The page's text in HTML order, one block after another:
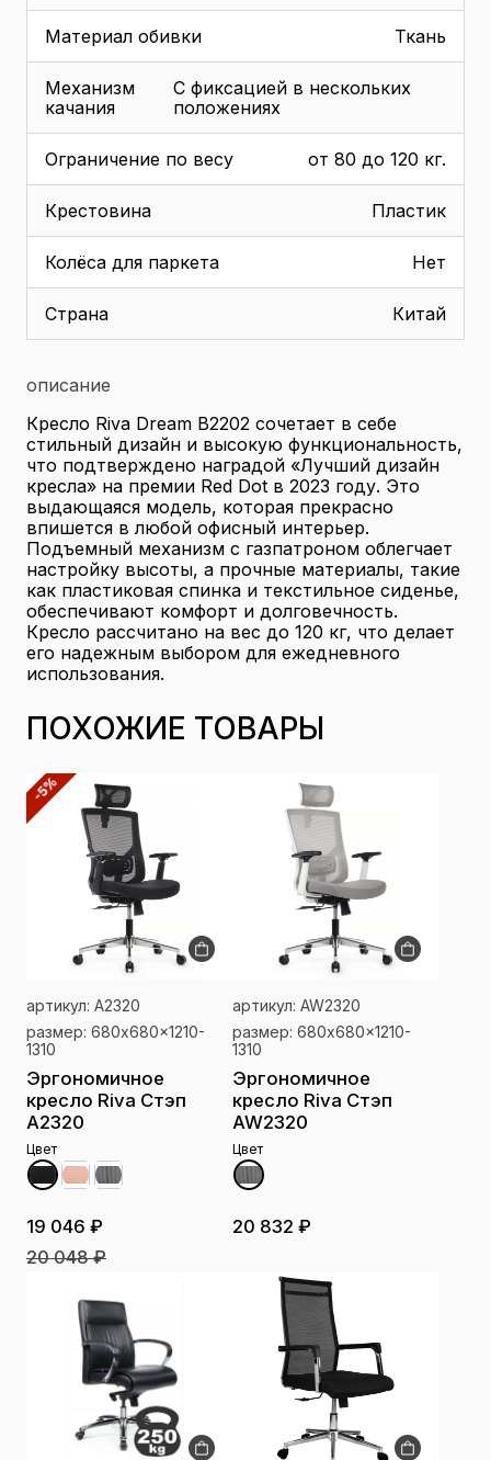
Материал обивки Ткань
Механизм
качания
С фиксацией в нескольких
положениях
Ограничение по весу от 80 до 120 кг.
Крестовина Пластик
Колёса для паркета Нет
Страна Китай
описание
Кресло Riva Dream B2202 сочетает в себе
стильный дизайн и высокую функциональность,
что подтверждено наградой «Лучший дизайн
кресла» на премии Red Dot в 2023 году. Это
выдающаяся модель, которая прекрасно
впишется в любой офисный интерьер.
Подъемный механизм с газпатроном облегчает
настройку высоты, а прочные материалы, такие
как пластиковая спинка и текстильное сиденье,
обеспечивают комфорт и долговечность.
Кресло рассчитано на вес до 120 кг, что делает
его надежным выбором для ежедневного
использования.
ПОХОЖИЕ ТОВАРЫ
-5%
артикул: A2320
размер: 680x680x1210-
1310
Эргономичное
кресло Riva Стэп
A2320
Цвет
19 046 ₽
20 048 ₽
артикул: AW2320
размер: 680x680x1210-
1310
Эргономичное
кресло Riva Стэп
AW2320
Цвет
20 832 ₽